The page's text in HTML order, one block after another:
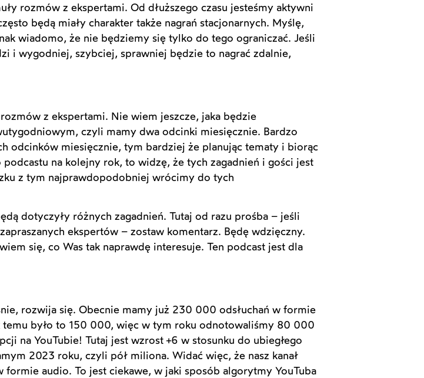
rozmów z ekspertami. Od dłuższego czasu jesteśmy aktywni
będą miały charakter także nagrań stacjonarnych. Myślę,
wiadomo, że nie będziemy się tylko do tego ograniczać. Jeśli
i wygodniej, szybciej, sprawniej będzie to nagrać zdalnie,
z ekspertami. Nie wiem jeszcze, jaka będzie
czyli mamy dwa odcinki miesięcznie. Bardzo
odcinków miesięcznie, tym bardziej że planując tematy i biorąc
na kolejny rok, to widzę, że tych zagadnień i gości jest
z tym najprawdopodobniej wrócimy do tych
dotyczyły różnych zagadnień. Tutaj od razu prośba – jeśli
ekspertów – zostaw komentarz. Będę wdzięczny.
się, co Was tak naprawdę interesuje. Ten podcast jest dla
rozwija się. Obecnie mamy już 230 000 odsłuchań w formie
było to 150 000, więc w tym roku odnotowaliśmy 80 000
na YouTubie! Tutaj jest wzrost +6 w stosunku do ubiegłego
2023 roku, czyli pół miliona. Widać więc, że nasz kanał
audio. To jest ciekawe, w jaki sposób algorytmy YouTuba